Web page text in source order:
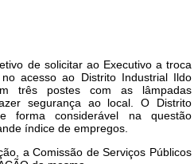
de solicitar ao Executivo a troca
acesso ao Distrito Industrial Ildo
três postes com as lâmpadas
segurança ao local. O Distrito
forma considerável na questão
índice de empregos.
a Comissão de Serviços Públicos